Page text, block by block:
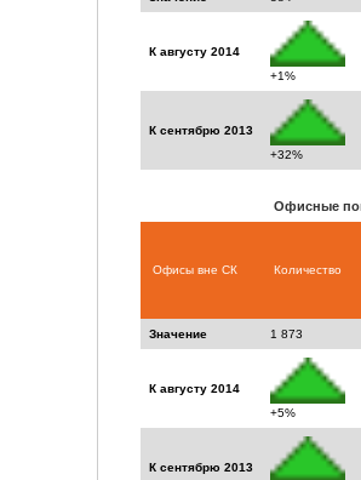
К августу 2014
+1%
К сентябрю 2013
+32%
Офисные
Офисы вне СК Количество
Значение 1 873
К августу 2014
+5%
К сентябрю 2013